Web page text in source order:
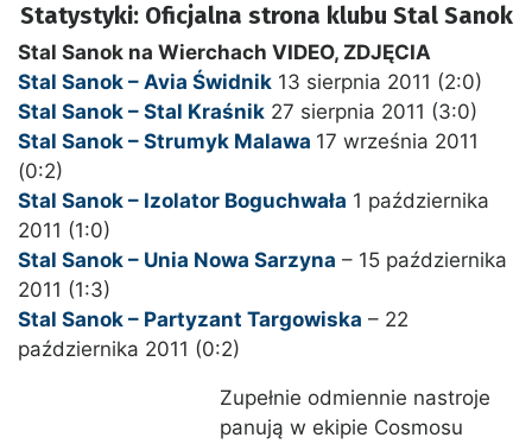
Statystyki: Oficjalna strona klubu Stal Sanok
Stal Sanok na Wierchach VIDEO, ZDJĘCIA
Stal Sanok – Avia Świdnik 13 sierpnia 2011 (2:0)
Stal Sanok – Stal Kraśnik 27 sierpnia 2011 (3:0)
Stal Sanok – Strumyk Malawa 17 września 2011
(0:2)
Stal Sanok – Izolator Boguchwała 1 października
2011 (1:0)
Stal Sanok – Unia Nowa Sarzyna – 15 października
2011 (1:3)
Stal Sanok – Partyzant Targowiska – 22
października 2011 (0:2)
Zupełnie odmiennie nastroje
panują w ekipie Cosmosu